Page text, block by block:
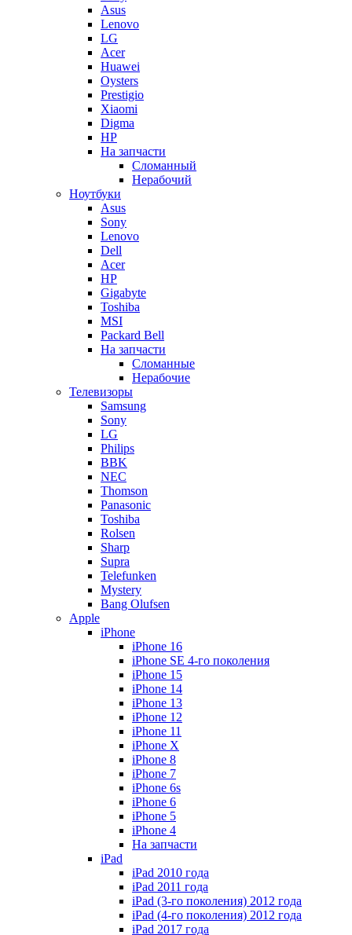
Asus
Lenovo
LG
Acer
Huawei
Oysters
Prestigio
Xiaomi
Digma
HP
На запчасти
Сломанный
Нерабочий
Ноутбуки
Asus
Sony
Lenovo
Dell
Acer
HP
Gigabyte
Toshiba
MSI
Packard Bell
На запчасти
Сломанные
Нерабочие
Телевизоры
Samsung
Sony
LG
Philips
BBK
NEC
Thomson
Panasonic
Toshiba
Rolsen
Sharp
Supra
Telefunken
Mystery
Bang Olufsen
Apple
iPhone
iPhone 16
iPhone SE 4-го поколения
iPhone 15
iPhone 14
iPhone 13
iPhone 12
iPhone 11
iPhone X
iPhone 8
iPhone 7
iPhone 6s
iPhone 6
iPhone 5
iPhone 4
На запчасти
iPad
iPad 2010 года
iPad 2011 года
iPad (3-го поколения) 2012 года
iPad (4-го поколения) 2012 года
iPad 2017 года